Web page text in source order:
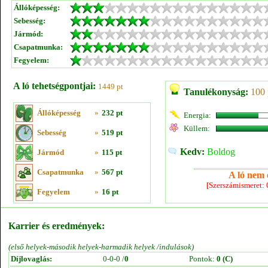
Állóképesség:
Sebesség:
Jármód:
Csapatmunka:
Fegyelem:
A ló tehetségpontjai: 1449 pt
Állóképesség » 232 pt
Sebesség » 519 pt
Jármód » 115 pt
Csapatmunka » 567 pt
Fegyelem » 16 pt
Tanulékonyság: 100
Energia:
Küllem:
Kedv: Boldog
A ló nem
Karrier és eredmények:
(első helyek-második helyek-harmadik helyek /indulások)
Díjlovaglás:
0-0-0 /0 Pontok: 0 (C)